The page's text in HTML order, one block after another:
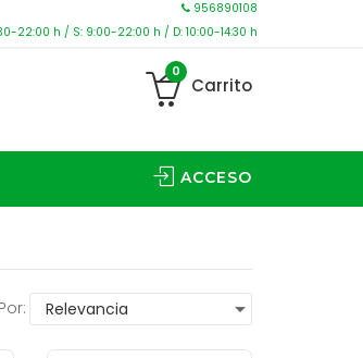
956890108
22:00 h / S: 9:00-22:00 h / D: 10:00-14:30 h
0
Carrito
ACCESO